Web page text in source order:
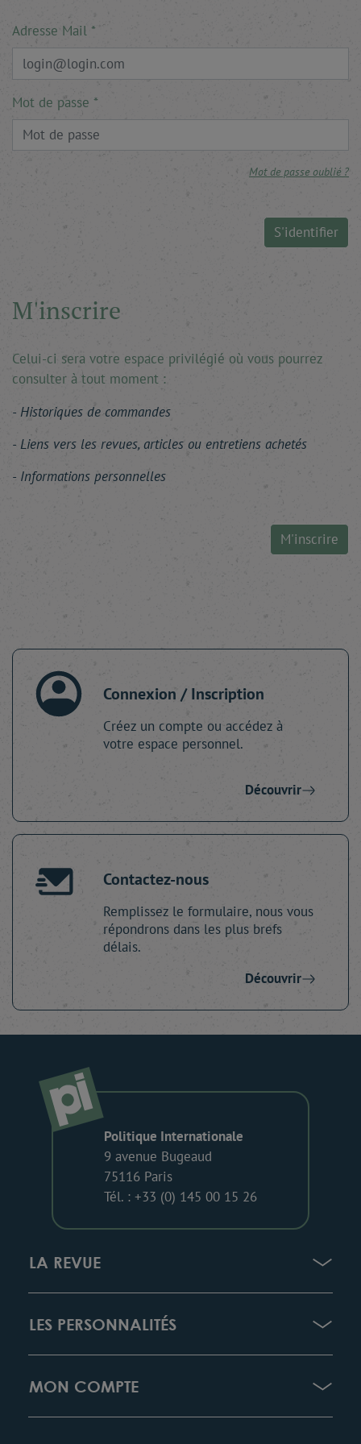
Adresse Mail
Mot de passe
Mot de passe oublié ?
S'identifier
M'inscrire
Celui-ci sera votre espace privilégié où vous pourrez
consulter à tout moment :
Historiques de commandes
Liens vers les revues, articles ou entretiens achetés
Informations personnelles
M'inscrire
Connexion / Inscription
Créez un compte ou accédez à
votre espace personnel.
Découvrir
Contactez-nous
Remplissez le formulaire, nous vous
répondrons dans les plus brefs
délais.
Découvrir
Politique Internationale
9 avenue Bugeaud
75116 Paris
Tél. : +33 (0) 145 00 15 26
LA REVUE
LES PERSONNALITÉS
MON COMPTE